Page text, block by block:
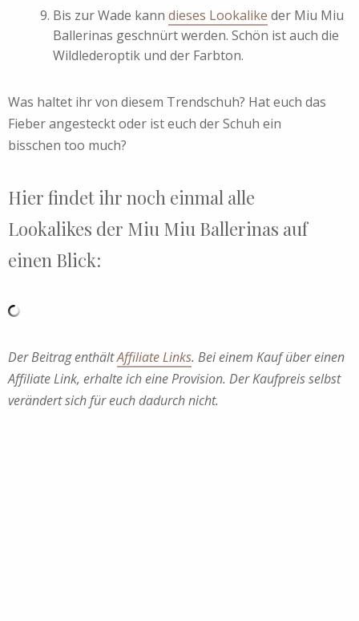
Bis zur Wade kann dieses Lookalike der Miu Miu
Ballerinas geschnürt werden. Schön ist auch die
Wildlederoptik und der Farbton.
Was haltet ihr von diesem Trendschuh? Hat euch das
Fieber angesteckt oder ist euch der Schuh ein
bisschen too much?
Hier findet ihr noch einmal alle
Lookalikes der Miu Miu Ballerinas auf
einen Blick:
Der Beitrag enthältAffiliate Links. Bei einem Kauf über einen
Affiliate Link, erhalte ich eine Provision. Der Kaufpreis selbst
verändert sich für euch dadurch nicht.